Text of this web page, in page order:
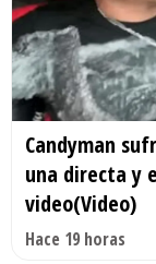
Candyman
una directa y
video(Video)
Hace 19 horas